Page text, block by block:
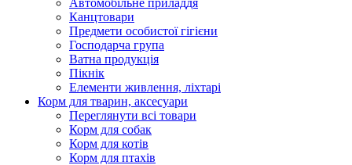
Автомобільне приладдя
Канцтовари
Предмети особистої гігієни
Господарча група
Ватна продукція
Пікнік
Елементи живлення, ліхтарі
Корм для тварин, аксесуари
Переглянути всі товари
Корм для собак
Корм для котів
Корм для птахів